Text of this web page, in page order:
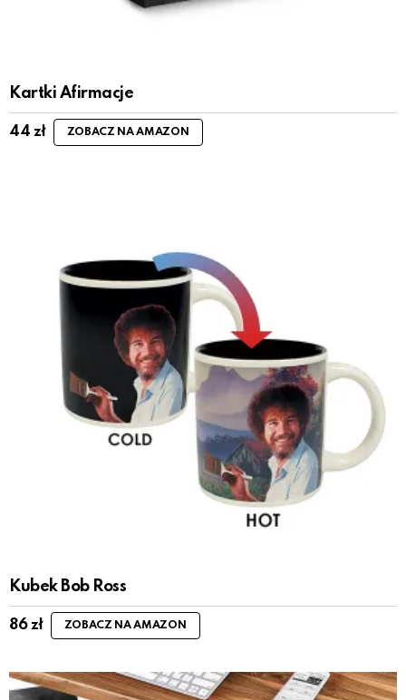
Kartki Afirmacje
44 zł ZOBACZ NA AMAZON
Kubek Bob Ross
86zł ZOBACZ NA AMAZON